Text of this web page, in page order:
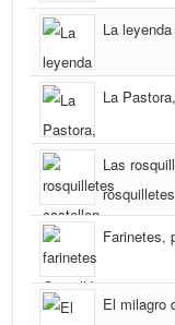
La
La
Las
Farinetes,
El milagro